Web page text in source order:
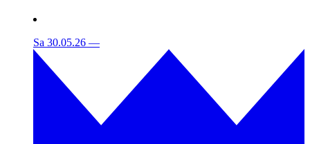
Sa 30.05.26 —